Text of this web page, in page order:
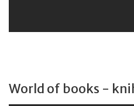
World of books -